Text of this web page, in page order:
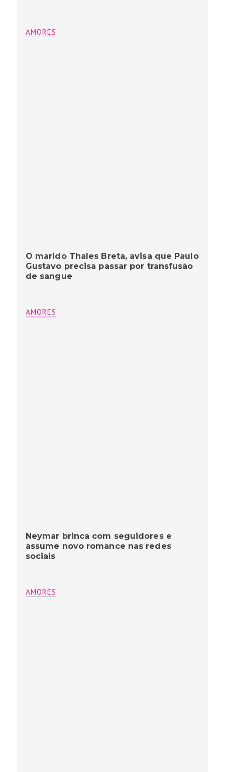
AMORES
O marido Thales Breta, avisa que Paulo
Gustavo precisa passar por transfusão
de sangue
AMORES
Neymar brinca com seguidores e
assume novo romance nas redes
sociais
AMORES